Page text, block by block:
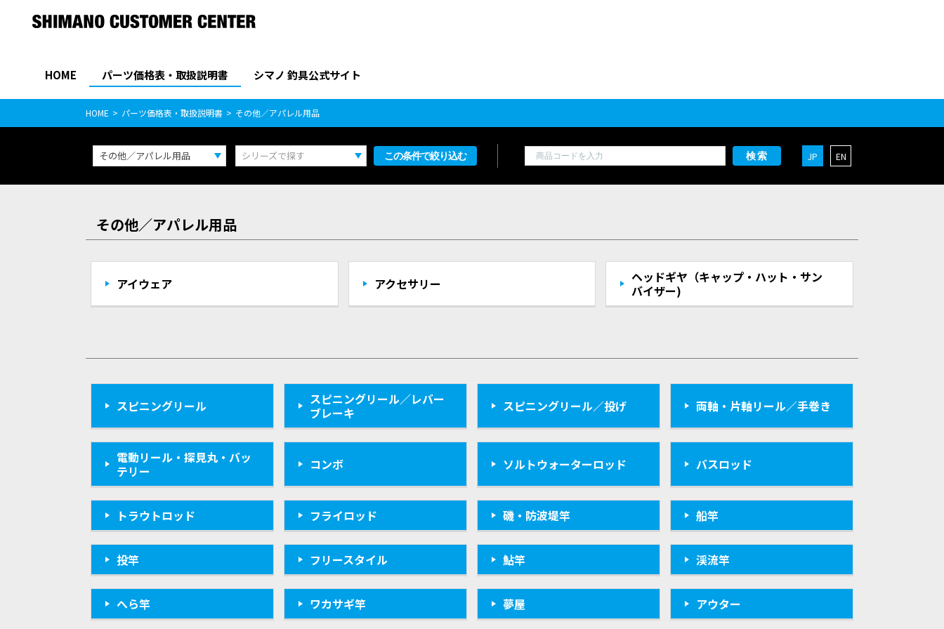
HOME パーツ価格表・取扱説明書 シマノ 釣具公式サイト
パーツ価格表
PARTS LIST
HOME パーツ価格表・取扱説明書 その他／アパレル用品
その他／アパレル用品 シリーズで探す この条件で絞り込む 検索 JP EN
その他／アパレル用品
アイウェア アクセサリー
ヘッドギヤ（キャップ・ハット・サン
バイザー)
スピニングリール
スピニングリール／レバー
ブレーキ
スピニングリール／投げ 両軸・片軸リール／手巻き
電動リール・探見丸・バッ
テリー
コンボ ソルトウォーターロッド バスロッド
トラウトロッド フライロッド 磯・防波堤竿 船竿
投竿 フリースタイル 鮎竿 渓流竿
へら竿 ワカサギ竿 夢屋 アウター